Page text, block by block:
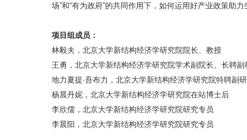
场”和“有为政府”的共同作用下，如何运用好产业政策助
项目组成员：
林毅夫，北京大学新结构经济学研究院院长、教授
王勇，北京大学新结构经济学研究院学术副院长、长聘副
地力夏提·吾布力，北京大学新结构经济学研究院特聘副
杨晨丹妮，北京大学新结构经济学研究院在站博士后
李欣儒，北京大学新结构经济学研究院研究专员
李晨阳，北京大学新结构经济学研究院研究专员